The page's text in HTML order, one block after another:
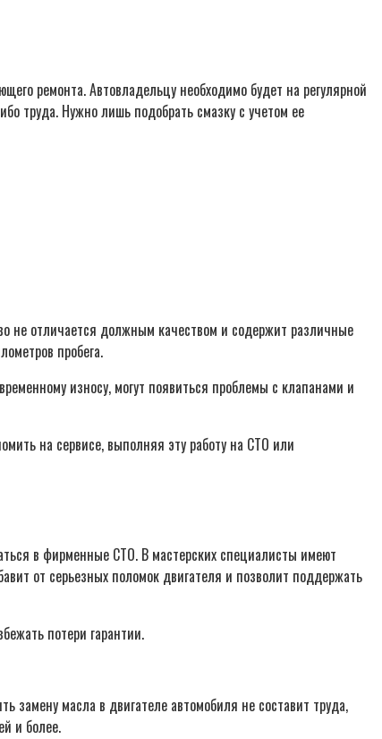
ремонта. Автовладельцу необходимо будет на регулярной
труда. Нужно лишь подобрать смазку с учетом ее
не отличается должным качеством и содержит различные
пробега.
износу, могут появиться проблемы с клапанами и
на сервисе, выполняя эту работу на СТО или
в фирменные СТО. В мастерских специалисты имеют
от серьезных поломок двигателя и позволит поддержать
потери гарантии.
замену масла в двигателе автомобиля не составит труда,
и более.